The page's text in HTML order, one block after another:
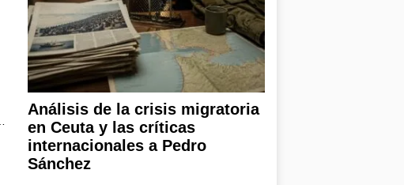
Análisis de la crisis migratoria
en Ceuta y las críticas
internacionales a Pedro
Sánchez